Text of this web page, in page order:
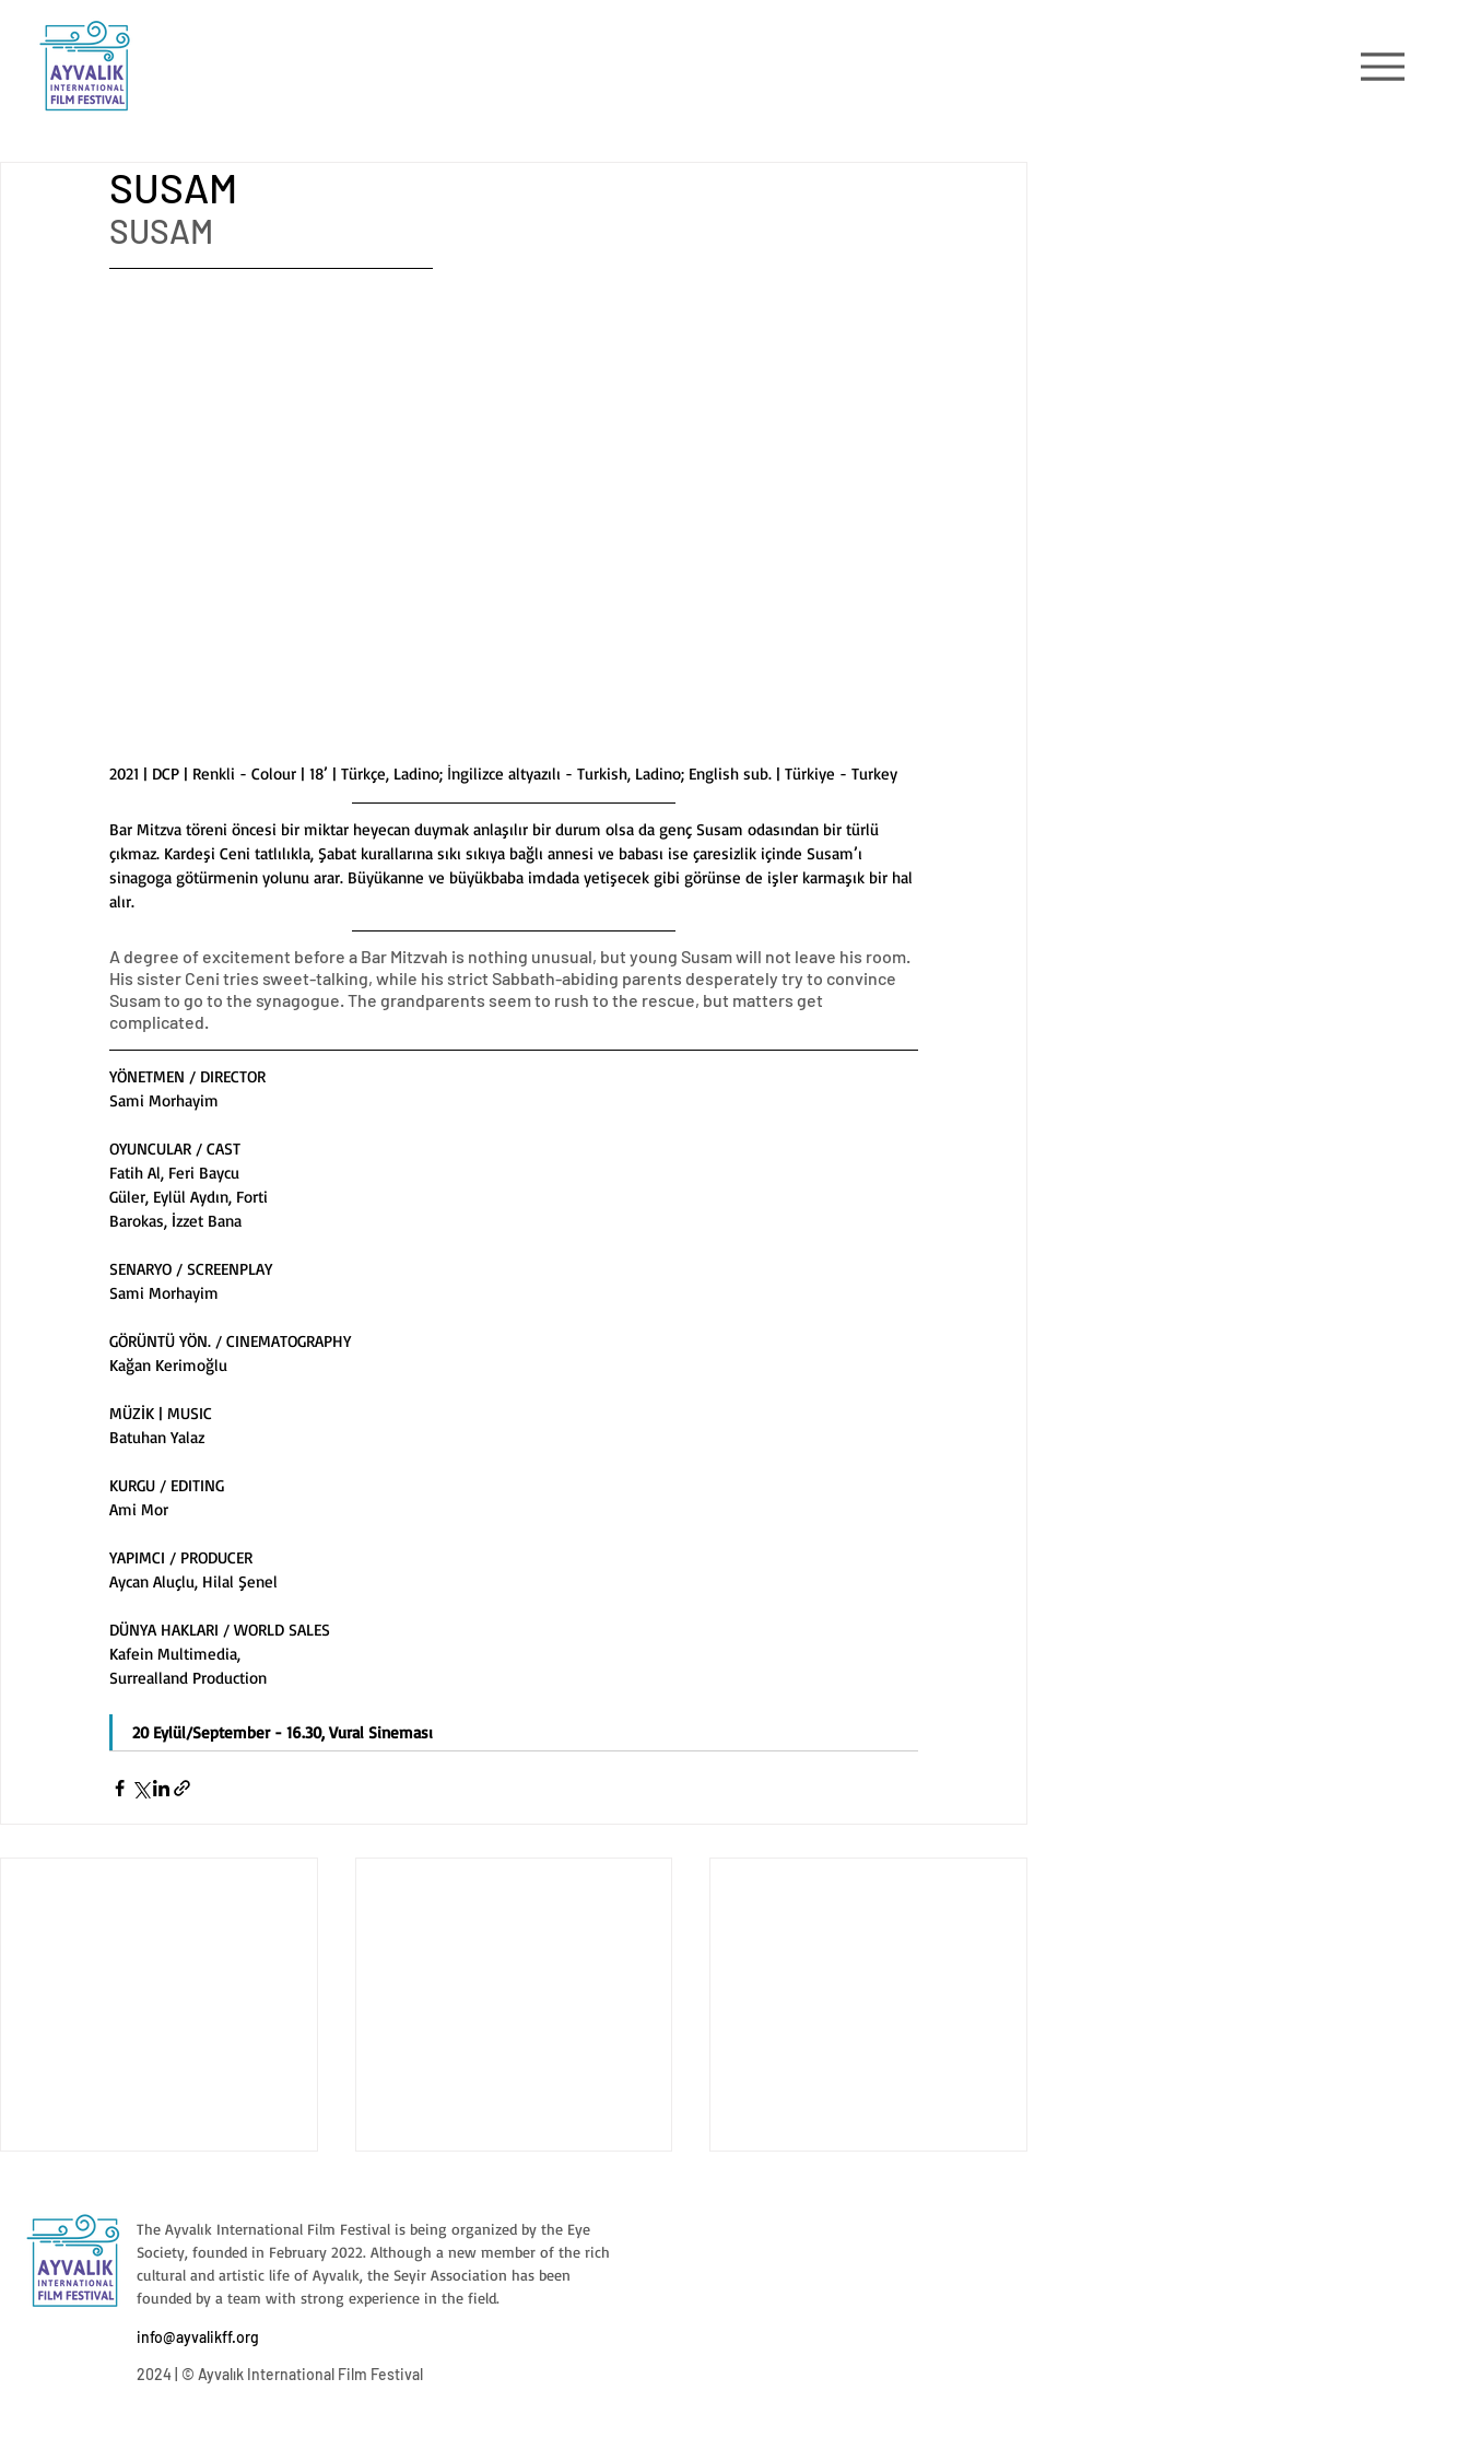
SUSAM
SUSAM
2021 | DCP | Renkli - Colour | 18’ | Türkçe, Ladino; İngilizce altyazılı - Turkish, Ladino; English sub. | Türkiye - Turkey
Bar Mitzva töreni öncesi bir miktar heyecan duymak anlaşılır bir durum olsa da genç Susam odasından bir türlü
çıkmaz. Kardeşi Ceni tatlılıkla, Şabat kurallarına sıkı sıkıya bağlı annesi ve babası ise çaresizlik içinde Susam’ı
sinagoga götürmenin yolunu arar. Büyükanne ve büyükbaba imdada yetişecek gibi görünse de işler karmaşık bir hal
alır.
A degree of excitement before a Bar Mitzvah is nothing unusual, but young Susam will not leave his room.
His sister Ceni tries sweet-talking, while his strict Sabbath-abiding parents desperately try to convince
Susam to go to the synagogue. The grandparents seem to rush to the rescue, but matters get
complicated.
YÖNETMEN / DIRECTOR
Sami Morhayim
OYUNCULAR / CAST
Fatih Al, Feri Baycu
Güler, Eylül Aydın, Forti
Barokas, İzzet Bana
SENARYO / SCREENPLAY
Sami Morhayim
GÖRÜNTÜ YÖN. / CINEMATOGRAPHY
Kağan Kerimoğlu
MÜZİK | MUSIC
Batuhan Yalaz
KURGU / EDITING
Ami Mor
YAPIMCI / PRODUCER
Aycan Aluçlu, Hilal Şenel
DÜNYA HAKLARI / WORLD SALES
Kafein Multimedia,
Surrealland Production
20 Eylül/September - 16.30, Vural Sineması
DİYALOG
İKİ BAŞLI DEV
The Ayvalık International Film Festival is being organized by the Eye
Society, founded in February 2022. Although a new member of the rich
cultural and artistic life of Ayvalık, the Seyir Association has been
founded by a team with strong experience in the field.
info@ayvalikff.org
2024 | © Ayvalık International Film Festival